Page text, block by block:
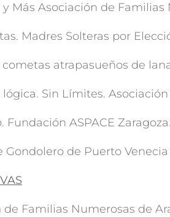
Más Asociación de
Madres Solteras por
atrapasueños de
Sin Límites.
ASPACE Zaragoza.
de Puerto Venecia
de Familias Numerosas de